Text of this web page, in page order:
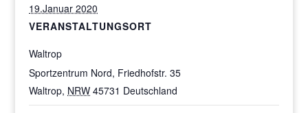
19.Januar 2020
VERANSTALTUNGSORT
Waltrop
Sportzentrum Nord, Friedhofstr. 35
Waltrop, NRW 45731 Deutschland